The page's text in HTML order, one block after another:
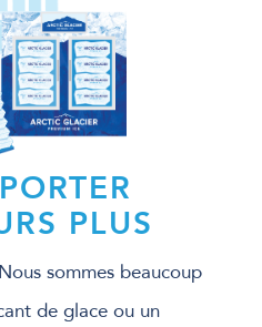
PLUS
sommes beaucoup
de glace ou un